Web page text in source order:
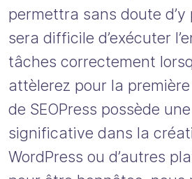
permettra sans doute d’y
sera difficile d’exécuter
tâches correctement
attèlerez pour la première
de SEOPress possède
significative dans la
WordPress ou d’autres